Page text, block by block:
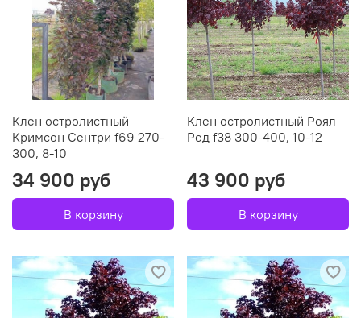
Клен остролистный
Кримсон Сентри f69 270-
300, 8-10
34 900 руб
В корзину
Клен остролистный Роял
Ред f38 300-400, 10-12
43 900 руб
В корзину